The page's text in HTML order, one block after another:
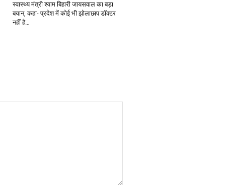
स्वास्थ्य मंत्री श्याम बिहारी जायसवाल का बड़ा
बयान, कहा- प्रदेश में कोई भी झोलाछाप डॉक्टर
नहीं है…